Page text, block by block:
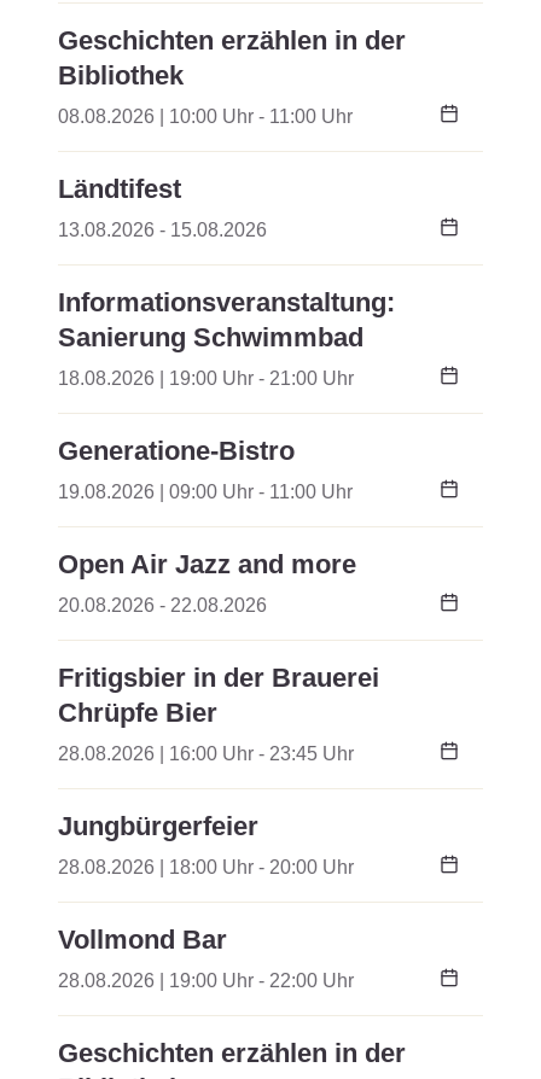
Geschichten erzählen in der
Bibliothek
08.08.2026 | 10:00 Uhr - 11:00 Uhr
Ländtifest
13.08.2026 - 15.08.2026
Informationsveranstaltung:
Sanierung Schwimmbad
18.08.2026 | 19:00 Uhr - 21:00 Uhr
Generatione-Bistro
19.08.2026 | 09:00 Uhr - 11:00 Uhr
Open Air Jazz and more
20.08.2026 - 22.08.2026
Fritigsbier in der Brauerei
Chrüpfe Bier
28.08.2026 | 16:00 Uhr - 23:45 Uhr
Jungbürgerfeier
28.08.2026 | 18:00 Uhr - 20:00 Uhr
Vollmond Bar
28.08.2026 | 19:00 Uhr - 22:00 Uhr
Geschichten erzählen in der